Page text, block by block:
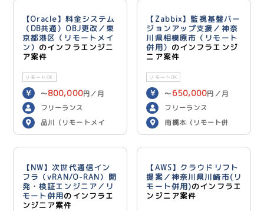
【Oracle】料金システム
（DB共通）OBJ更改／東
京都港区（リモートメイ
ン） のインフラエンジニ
ア案件
リモートOK
〜800,000円／月
フリーランス
品川（リモートメイ
ン）
【Zabbix】監視基盤バー
ジョンアップ支援／神奈
川県相模原市（リモート
併用） のインフラエンジ
ニア案件
リモートOK
〜 650,000円／月
フリーランス
南橋本（リモート併
用）
【NW】次世代通信イン
フラ（vRAN/O-RAN）開
発・検証エンジニア／リ
モート併用のインフラエ
ンジニア案件
【AWS】クラウドリフト
提案／神奈川県川崎市(リ
モート併用)のインフラエ
ンジニア案件